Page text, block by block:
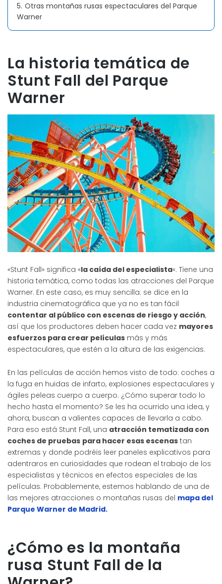
5. Otras montañas rusas espectaculares del Parque
Warner
La historia temática de
Stunt Fall del Parque
Warner
«Stunt Fall» significa «la caída del especialista«. Tiene una
historia temática, como todas las atracciones del Parque
Warner. En este caso, es muy sencilla: se dice en la
industria cinematográfica que ya no es tan fácil
contentar al público con escenas de riesgo y acción,
así que los productores deben hacer cada vez mayores
esfuerzos para crear películas más y más
espectaculares, que estén a la altura de las exigencias.
En las películas de acción hemos visto de todo: coches a
la fuga en huidas de infarto, explosiones espectaculares y
ágiles peleas cuerpo a cuerpo. ¿Cómo superar todo lo
hecho hasta el momento? Se les ha ocurrido una idea, y
ahora, buscan a valientes capaces de llevarla a cabo.
Para eso está Stunt Fall, una atracción tematizada con
coches de pruebas para hacer esas escenas tan
extremas y donde podréis leer paneles explicativos para
adentraros en curiosidades que rodean el trabajo de los
especialistas y técnicos en efectos especiales de las
películas. Probablemente, estemos hablando de una de
las mejores atracciones o montañas rusas del mapa del
Parque Warner de Madrid.
¿Cómo es la montaña
rusa Stunt Fall de la